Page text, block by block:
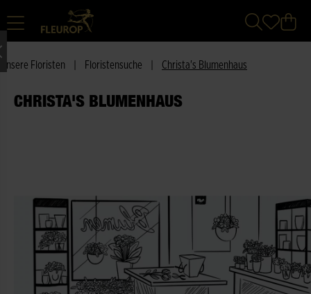
Unsere Floristen Floristensuche Christa's Blumenhaus
CHRISTA'S BLUMENHAUS